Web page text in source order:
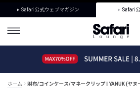
Safari公式ウェブマガジン Safari
ホーム 財布/コインケース/マネークリップ | YANUK (ヤヌ